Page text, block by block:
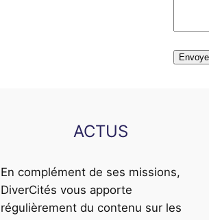
ACTUS
En complément de ses missions,
DiverCités vous apporte
régulièrement du contenu sur les